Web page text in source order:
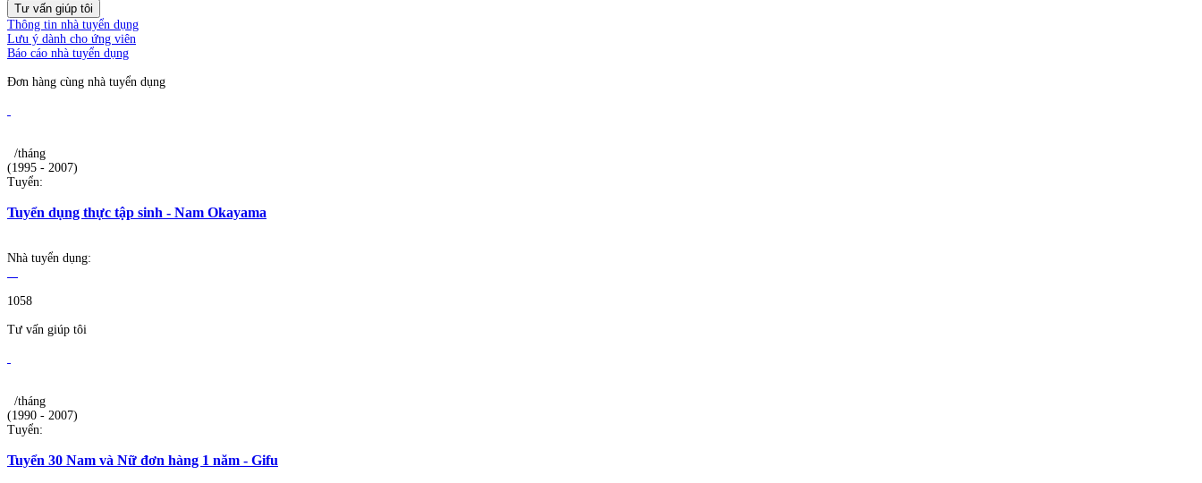
Tư vấn giúp tôi
Thông tin nhà tuyển dụng
Lưu ý dành cho ứng viên
Báo cáo nhà tuyển dụng
Đơn hàng cùng nhà tuyển dụng
/tháng
(1995 - 2007)
Tuyển:
Tuyển dụng thực tập sinh - Nam Okayama
Nhà tuyển dụng:
1058
Tư vấn giúp tôi
/tháng
(1990 - 2007)
Tuyển:
Tuyển 30 Nam và Nữ đơn hàng 1 năm - Gifu